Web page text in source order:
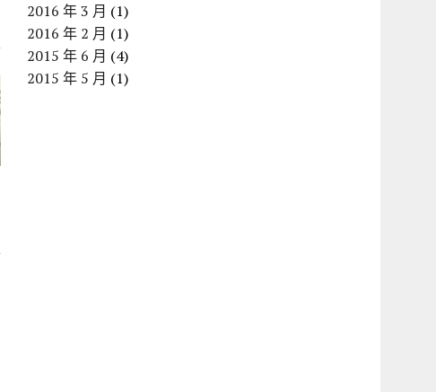
2016 年 3 月 (1)
2016 年 2 月 (1)
2015 年 6 月 (4)
2015 年 5 月 (1)